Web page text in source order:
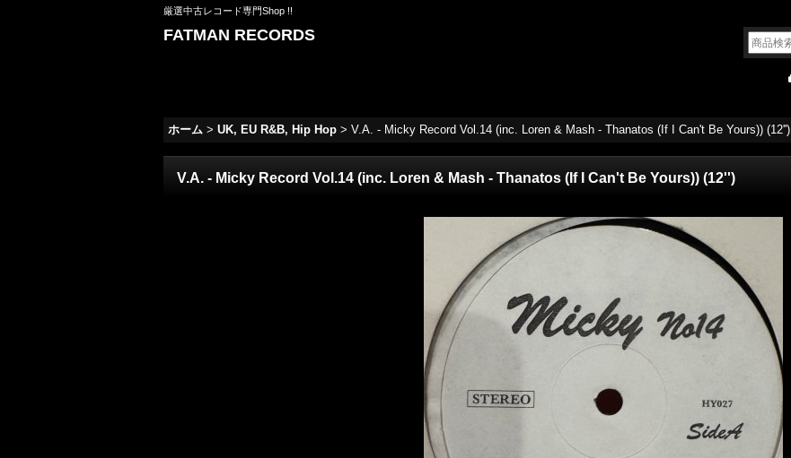
厳選中古レコード専門Shop !!
FATMAN RECORDS
ホーム > UK, EU R&B, Hip Hop > V.A. - Micky Record Vol.14 (inc. Loren & Mash - Thanatos (If I Can't Be Yours)) (12'')
V.A. - Micky Record Vol.14 (inc. Loren & Mash - Thanatos (If I Can't Be Yours)) (12'')